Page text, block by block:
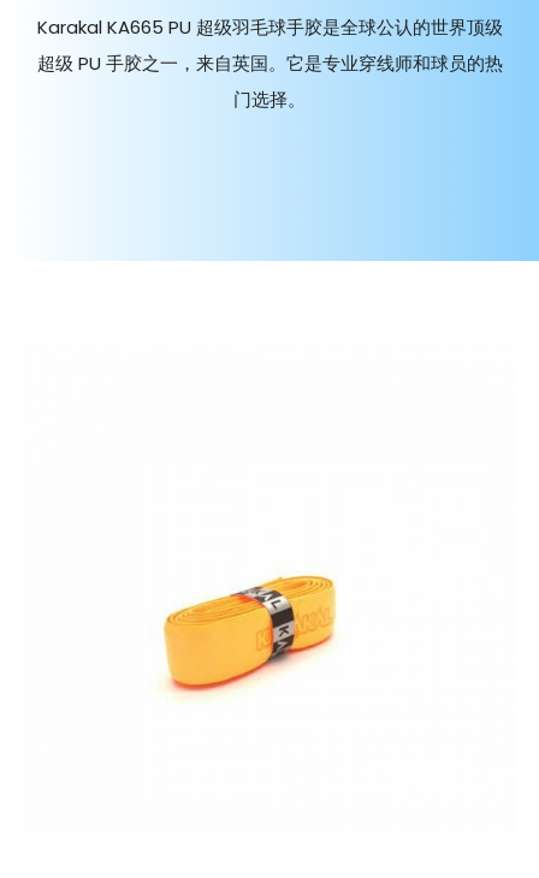
Karakal KA665 PU 超级羽毛球手胶是全球公认的世界顶级
超级 PU 手胶之一，来自英国。它是专业穿线师和球员的热
门选择。